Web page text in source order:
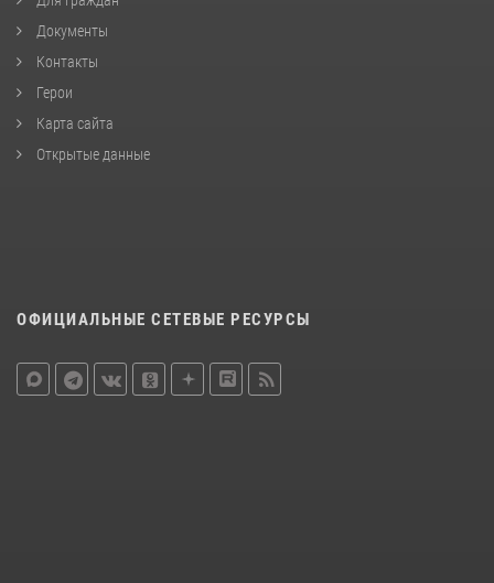
Документы
Контакты
Герои
Карта сайта
Открытые данные
ОФИЦИАЛЬНЫЕ СЕТЕВЫЕ РЕСУРСЫ